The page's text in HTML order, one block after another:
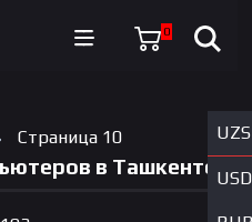
0
UZS
USD
Страница 10
в Ташкенте